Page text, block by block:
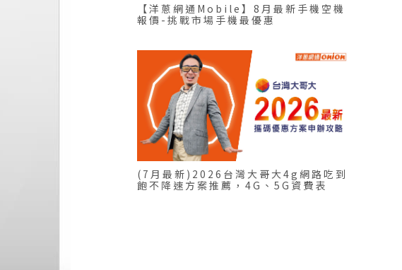
【洋蔥網通Mobile】8月最新手機空機
報價-挑戰市場手機最優惠
(7月最新)2026台灣大哥大4g網路吃到
飽不降速方案推薦，4G、5G資費表